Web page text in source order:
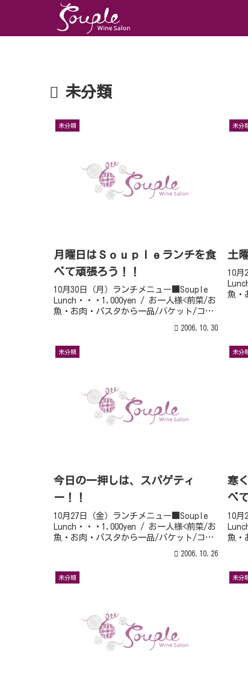
未分類
未分類
月曜日はＳｏｕｐｌｅランチを食
べて頑張ろう！！
10月30日（月）ランチメニュー■Souple
Lunch・・・1,000yen / お一人様<前菜/お
魚・お肉・パスタから一品/バケット/コー
+300yen --前菜 ・ ・天使の海老のマ
リネ ・鶏胸...
2006.10.30
未分
土
10月
魚・
未分類
今日の一押しは、スパゲティ
ー！！
10月27日（金）ランチメニュー■Souple
Lunch・・・1,000yen / お一人様<前菜/お
魚・お肉・パスタから一品/バケット/コー
+300yen --前菜 ・ ・天使の海老のマ
リネ ・牛肉...
2006.10.26
未分
寒
べ
10
魚・
ベ
未分類 未分